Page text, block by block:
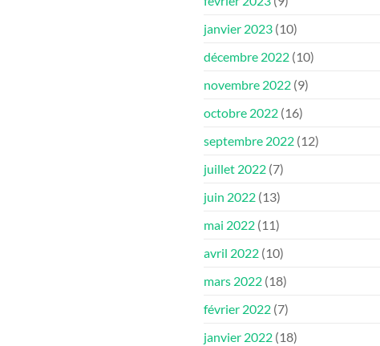
janvier 2023 (10)
décembre 2022 (10)
novembre 2022 (9)
octobre 2022 (16)
septembre 2022 (12)
juillet 2022 (7)
juin 2022 (13)
mai 2022 (11)
avril 2022 (10)
mars 2022 (18)
février 2022 (7)
janvier 2022 (18)